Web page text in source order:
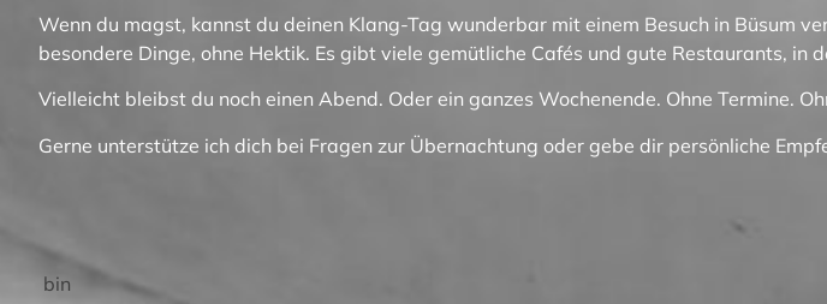
Wenn du magst, kannst du deinen Klang-Tag wunderbar mit einem Besuch in Büsum
besondere Dinge, ohne Hektik. Es gibt viele gemütliche Cafés und gute Restaurants, in
Vielleicht bleibst du noch einen Abend. Oder ein ganzes Wochenende. Ohne Termine.
Gerne unterstütze ich dich bei Fragen zur Übernachtung oder gebe dir persönliche
bin